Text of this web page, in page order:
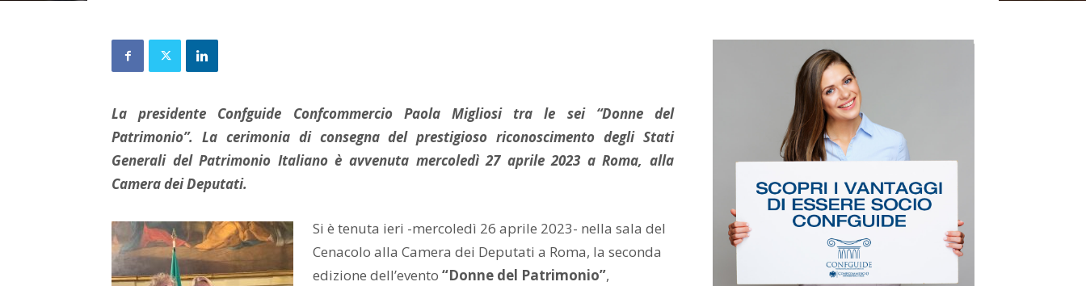
La presidente Confguide Confcommercio Paola Migliosi tra le sei “Donne del
Patrimonio”. La cerimonia di consegna del prestigioso riconoscimento degli Stati
Generali del Patrimonio Italiano è avvenuta mercoledì 27 aprile 2023 a Roma, alla
Camera dei Deputati.
Si è tenuta ieri -mercoledì 26 aprile 2023- nella sala del
Cenacolo alla Camera dei Deputati a Roma, la seconda
edizione dell’evento “Donne del Patrimonio”,